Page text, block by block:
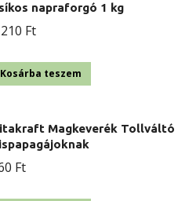
napraforgó 1 kg
Ft
Kosárba teszem
Magkeverék Tollváltó
Ft